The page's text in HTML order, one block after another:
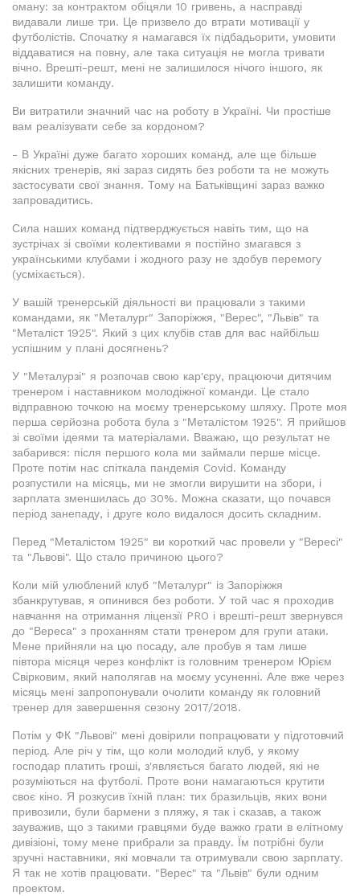
оману: за контрактом обіцяли 10 гривень, а насправді
видавали лише три. Це призвело до втрати мотивації у
футболістів. Спочатку я намагався їх підбадьорити, умовити
віддаватися на повну, але така ситуація не могла тривати
вічно. Врешті-решт, мені не залишилося нічого іншого, як
залишити команду.
Ви витратили значний час на роботу в Україні. Чи простіше
вам реалізувати себе за кордоном?
- В Україні дуже багато хороших команд, але ще більше
якісних тренерів, які зараз сидять без роботи та не можуть
застосувати свої знання. Тому на Батьківщині зараз важко
запровадитись.
Сила наших команд підтверджується навіть тим, що на
зустрічах зі своїми колективами я постійно змагався з
українськими клубами і жодного разу не здобув перемогу
(усміхається).
У вашій тренерській діяльності ви працювали з такими
командами, як "Металург" Запоріжжя, "Верес", "Львів" та
"Металіст 1925". Який з цих клубів став для вас найбільш
успішним у плані досягнень?
У "Металурзі" я розпочав свою кар'єру, працюючи дитячим
тренером і наставником молодіжної команди. Це стало
відправною точкою на моєму тренерському шляху. Проте моя
перша серйозна робота була з "Металістом 1925". Я прийшов
зі своїми ідеями та матеріалами. Вважаю, що результат не
забарився: після першого кола ми займали перше місце.
Проте потім нас спіткала пандемія Covid. Команду
розпустили на місяць, ми не змогли вирушити на збори, і
зарплата зменшилась до 30%. Можна сказати, що почався
період занепаду, і друге коло видалося досить складним.
Перед "Металістом 1925" ви короткий час провели у "Вересі"
та "Львові". Що стало причиною цього?
Коли мій улюблений клуб "Металург" із Запоріжжя
збанкрутував, я опинився без роботи. У той час я проходив
навчання на отримання ліцензії PRO і врешті-решт звернувся
до "Вереса" з проханням стати тренером для групи атаки.
Мене прийняли на цю посаду, але пробув я там лише
півтора місяця через конфлікт із головним тренером Юрієм
Свірковим, який наполягав на моєму усуненні. Але вже через
місяць мені запропонували очолити команду як головний
тренер для завершення сезону 2017/2018.
Потім у ФК "Львові" мені довірили попрацювати у підготовчий
період. Але річ у тім, що коли молодий клуб, у якому
господар платить гроші, з'являється багато людей, які не
розуміються на футболі. Проте вони намагаються крутити
своє кіно. Я розкусив їхній план: тих бразильців, яких вони
привозили, були бармени з пляжу, я так і сказав, а також
зауважив, що з такими гравцями буде важко грати в елітному
дивізіоні, тому мене прибрали за правду. Їм потрібні були
зручні наставники, які мовчали та отримували свою зарплату.
Я так не хотів працювати. "Верес" та "Львів" були одним
проектом.